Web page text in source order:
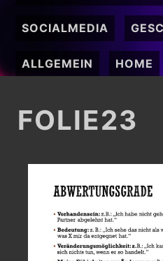
SOCIALMEDIA
ALLGEMEIN HOME
FOLIE23